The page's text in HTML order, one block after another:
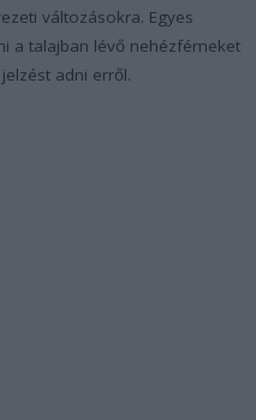
változásokra. Egyes
a talajban lévő nehézfémeket
adni erről.